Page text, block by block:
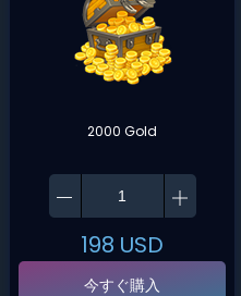
2000 Gold
198 USD
今すぐ購入